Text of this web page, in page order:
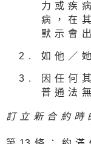
力或疾
病，在
默示會
如他／
因任何
普通法
訂立新合約時